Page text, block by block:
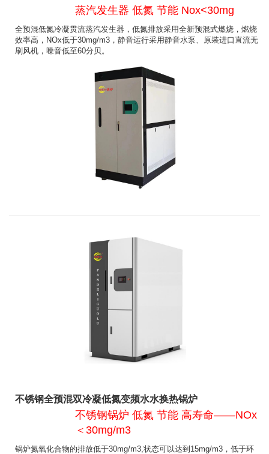
蒸汽发生器 低氮 节能 Nox<30mg
全预混低氮冷凝贯流蒸汽发生器，低氮排放采用全新预混式燃烧，燃烧
效率高，NOx低于30mg/m3，静音运行采用静音水泵、原装进口直流无
刷风机，噪音低至60分贝。
不锈钢全预混双冷凝低氮变频水水换热锅炉
不锈钢锅炉 低氮 节能 高寿命——NOx
＜30mg/m3
锅炉氮氧化合物的排放低于30mg/m3,状态可以达到15mg/m3，低于环